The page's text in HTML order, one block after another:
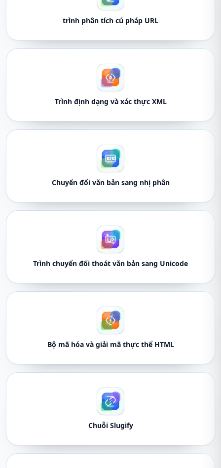
trình phân tích cú pháp URL
Trình định dạng và xác thực XML
Chuyển đổi văn bản sang nhị phân
Trình chuyển đổi thoát văn bản sang Unicode
Bộ mã hóa và giải mã thực thể HTML
Chuỗi Slugify